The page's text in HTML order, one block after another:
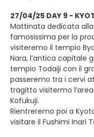
27/04/25 DAY 9 -
Mattinata dedicata
famosissima per la
visiteremo il tempio
Nara, l’antica capitale
tempio Todaiji con il
passeremo tra i cervi
tragitto visitermo
Kofukuji.
Rientreremo poi a
visitare il Fushimi Inari